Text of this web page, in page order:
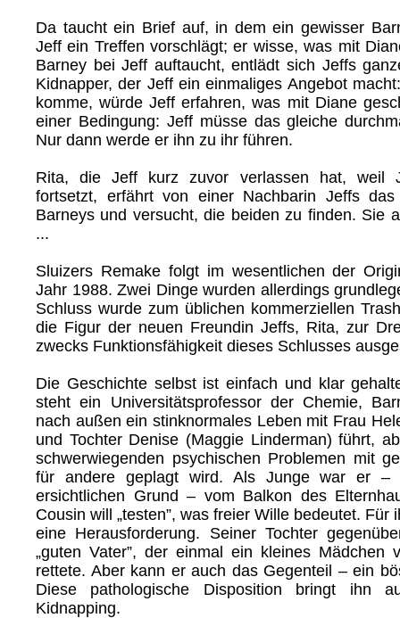
Da taucht ein Brief auf, in dem ein gewisser
Jeff ein Treffen vorschlägt; er wisse, was mit
Barney bei Jeff auftaucht, entlädt sich Jeffs
Kidnapper, der Jeff ein einmaliges Angebot
komme, würde Jeff erfahren, was mit Diane
einer Bedingung: Jeff müsse das gleiche
Nur dann werde er ihn zu ihr führen.
Rita, die Jeff kurz zuvor verlassen hat, weil
fortsetzt, erfährt von einer Nachbarin Jeffs das
Barneys und versucht, die beiden zu finden. Sie
...
Sluizers Remake folgt im wesentlichen der
Jahr 1988. Zwei Dinge wurden allerdings
Schluss wurde zum üblichen kommerziellen
die Figur der neuen Freundin Jeffs, Rita, zur
zwecks Funktionsfähigkeit dieses Schlusses
Die Geschichte selbst ist einfach und klar
steht ein Universitätsprofessor der Chemie,
nach außen ein stinknormales Leben mit Frau
und Tochter Denise (Maggie Linderman) führt,
schwerwiegenden psychischen Problemen mit
für andere geplagt wird. Als Junge war er –
ersichtlichen Grund – vom Balkon des
Cousin will „testen”, was freier Wille bedeutet. Für
eine Herausforderung. Seiner Tochter
„guten Vater”, der einmal ein kleines Mädchen
rettete. Aber kann er auch das Gegenteil – ein
Diese pathologische Disposition bringt ihn
Kidnapping.